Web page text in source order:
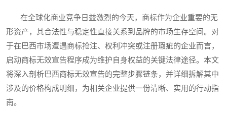
在全球化商业竞争日益激烈的今天，商标作为企业重要的无
形资产，其合法性与稳定性直接关系到品牌的市场生存空间。对
于在巴西市场遭遇商标抢注、权利冲突或注册瑕疵的企业而言，
启动商标无效宣告程序成为维护自身权益的关键法律途径。本文
将深入剖析巴西商标无效宣告的完整步骤链条，并详细拆解其中
涉及的价格构成明细，为相关企业提供一份清晰、实用的行动指
南。